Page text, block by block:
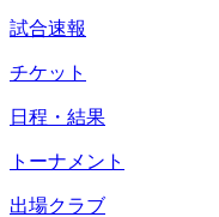
試合速報
チケット
日程・結果
トーナメント
出場クラブ